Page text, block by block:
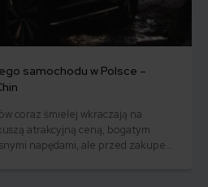
samochodu w Polsce –
coraz śmielej wkraczają na
atrakcyjną ceną, bogatym
napędami, ale przed zakupem